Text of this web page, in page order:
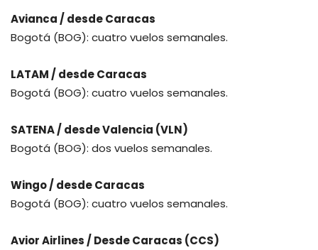
Avianca / desde Caracas
Bogotá (BOG): cuatro vuelos semanales.
LATAM / desde Caracas
Bogotá (BOG): cuatro vuelos semanales.
SATENA / desde Valencia (VLN)
Bogotá (BOG): dos vuelos semanales.
Wingo / desde Caracas
Bogotá (BOG): cuatro vuelos semanales.
Avior Airlines / Desde Caracas (CCS)